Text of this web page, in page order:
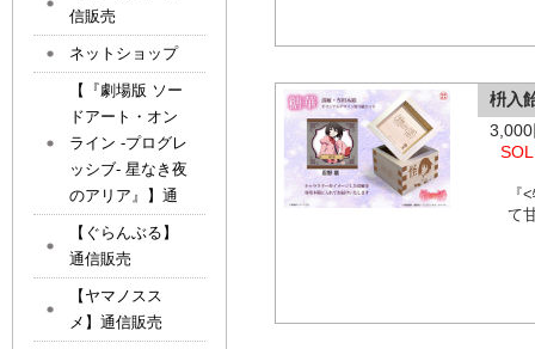
枡入
『
て
信販売
ネットショップ
【『劇場版 ソー
ドアート・オン
ライン -プログレ
ッシブ- 星なき夜
のアリア』】通
【ぐらんぶる】
通信販売
【ヤマノスス
メ】通信販売